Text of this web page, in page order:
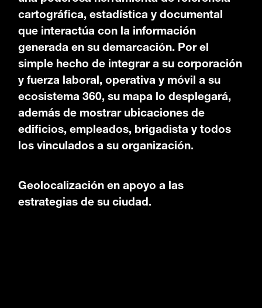
cartográfica, estadística y documental
que interactúa con la información
generada en su demarcación. Por el
simple hecho de integrar a su corporación
y fuerza laboral, operativa y móvil a su
ecosistema 360, su mapa lo desplegará,
además de mostrar ubicaciones de
edificios, empleados, brigadista y todos
los vinculados a su organización.
Geolocalización en apoyo a las
estrategias de su ciudad.